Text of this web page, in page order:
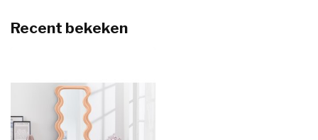
Recent bekeken